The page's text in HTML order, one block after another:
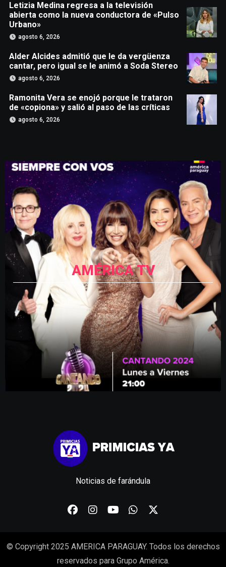
Letizia Medina regresa a la televisión
abierta como la nueva conductora de «Pulso
Urbano»
agosto 6, 2026
Alder Alcides admitió que le da vergüenza
cantar, pero igual se le animó a Soda Stereo
agosto 6, 2026
Ramonita Vera se enojó porque le trataron
de «copiona» y salió al paso de las críticas
agosto 6, 2026
AMÉRICA TV
Noticias de farándula
© Copyright 2025 AMERICA PARAGUAY. Todos los derechos
reservados para Grupo América.